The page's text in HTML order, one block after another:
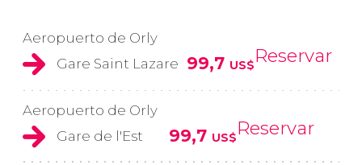
Aeropuerto de Orly
Gare Saint Lazare 99,7 US$Reservar
Aeropuerto de Orly
Gare de l'Est
99,7 US$Reservar